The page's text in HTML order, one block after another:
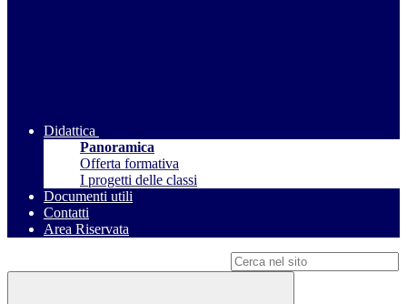
Didattica
Panoramica
Offerta formativa
I progetti delle classi
Documenti utili
Contatti
Area Riservata